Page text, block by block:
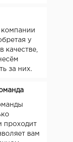
у
качестве,
за них.
проходит
вам